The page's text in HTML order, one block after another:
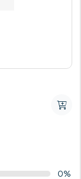
0%